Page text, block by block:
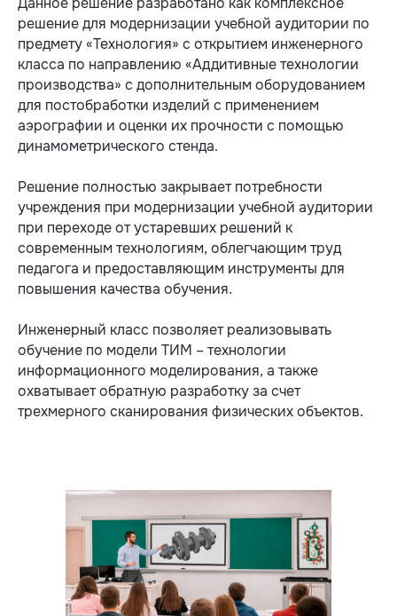
решение для модернизации учебной аудитории по
предмету «Технология» с открытием инженерного
класса по направлению «Аддитивные технологии
производства» с дополнительным оборудованием
для постобработки изделий с применением
аэрографии и оценки их прочности с помощью
динамометрического стенда.
Решение полностью закрывает потребности
учреждения при модернизации учебной аудитории
при переходе от устаревших решений к
современным технологиям, облегчающим труд
педагога и предоставляющим инструменты для
повышения качества обучения.
Инженерный класс позволяет реализовывать
обучение по модели ТИМ – технологии
информационного моделирования, а также
охватывает обратную разработку за счет
трехмерного сканирования физических объектов.